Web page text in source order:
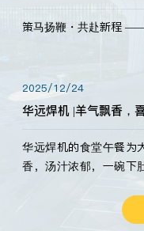
策马扬鞭・共赴新程
2025/12/24
华远焊机 |羊气飘香，
华远焊机的食堂午餐为
香，汤汁浓郁，一碗下